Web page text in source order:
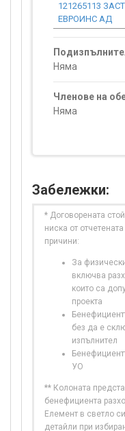
121265113
ЕВРОИНС АД
Няма
Членове на
Няма
Забележки:
* Договорената
ниска от
причини:
За
включва
които са
проекта
без да е
изпълнител
УО
** Колоната
бенефициента
Елемент в светло
детайли при